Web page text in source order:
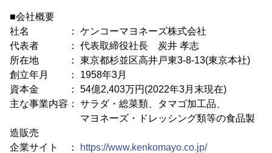
■会社概要
社名 ： ケンコーマヨネーズ株式会社
代表者 ： 代表取締役社長 炭井 孝志
所在地 ： 東京都杉並区高井戸東3-8-13(東京本社)
創立年月 ： 1958年3月
資本金 ： 54億2,403万円(2022年3月末現在)
主な事業内容： サラダ・総菜類、タマゴ加工品、
マヨネーズ・ドレッシング類等の食品製
造販売
企業サイト ：
https://www.kenkomayo.co.jp/